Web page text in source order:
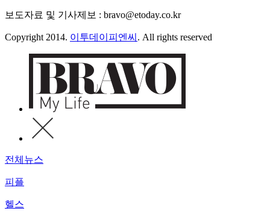
보도자료 및 기사제보 : bravo@etoday.co.kr
Copyright 2014. 이투데이피엔씨 . All rights reserved
전체뉴스
피플
헬스